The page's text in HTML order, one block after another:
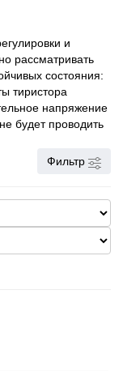
и
рассматривать
состояния:
тиристора
напряжение
будет проводить
Фильтр